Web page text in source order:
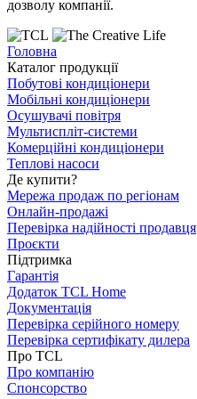
дозволу компанії.
Головна
Каталог продукції
Побутові кондиціонери
Мобільні кондиціонери
Осушувачі повітря
Мультиспліт-системи
Комерційні кондиціонери
Теплові насоси
Де купити?
Мережа продаж по регіонам
Онлайн-продажі
Перевірка надійності продавця
Проєкти
Підтримка
Гарантія
Додаток TCL Home
Документація
Перевірка серійного номеру
Перевірка сертифікату дилера
Про TCL
Про компанію
Спонсорство